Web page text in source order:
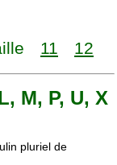
11 12
M, P, U, X
pluriel de